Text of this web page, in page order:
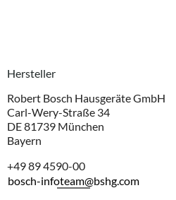
Hersteller
Robert Bosch Hausgeräte GmbH
Carl-Wery-Straße 34
DE 81739 München
Bayern
+49 89 4590-00
bosch-infoteam@bshg.com